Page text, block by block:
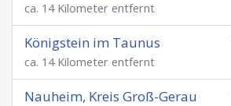
ca. 14 Kilometer entfernt
Königstein im Taunus
ca. 14 Kilometer entfernt
Nauheim, Kreis Groß-Gerau